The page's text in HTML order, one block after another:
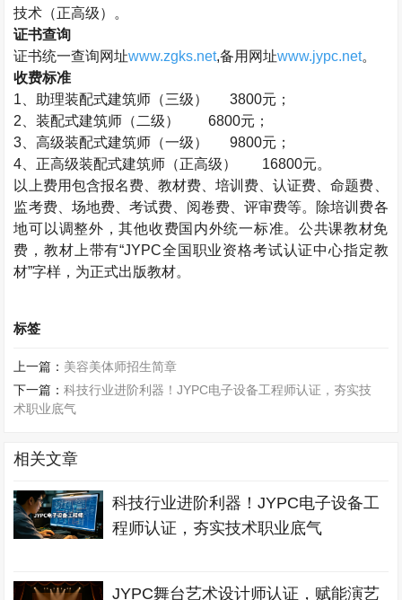
技术（正高级）。
证书查询
证书统一查询网址www.zgks.net,备用网址www.jypc.net。
收费标准
1、助理装配式建筑师 （三级） 3800元；
2、装配式建筑师 （二级） 6800元；
3、高级装配式建筑师 （一级） 9800元；
4、正高级装配式建筑师 （正高级）
16800元。
以上费用包含报名费、教材费、培训费、认证费、命题费、
监考费、场地费、考试费、阅卷费、评审费等。除培训费各
地可以调整外，其他收费国内外统一标准。公共课教材免
费，教材上带有“JYPC全国职业资格考试认证中心指定教
材”字样，为正式出版教材。
标签
上一篇： 美容美体师招生简章
下一篇：科技行业进阶利器！JYPC电子设备工程师认证，夯实技
术职业底气
相关文章
科技行业进阶利器！JYPC电子设备工
程师认证，夯实技术职业底气
JYPC舞台艺术设计师认证，赋能演艺